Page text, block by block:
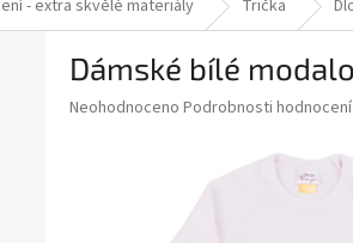
- extra skvělé materiály Trička
Dámské bílé
Průměrné
Neohodnoceno Podrobnosti hodnocení